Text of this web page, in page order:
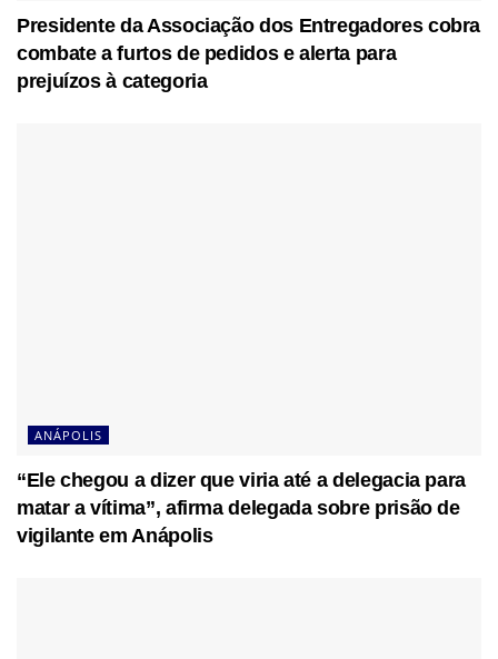
Presidente da Associação dos Entregadores cobra
combate a furtos de pedidos e alerta para
prejuízos à categoria
ANÁPOLIS
“Ele chegou a dizer que viria até a delegacia para
matar a vítima”, afirma delegada sobre prisão de
vigilante em Anápolis